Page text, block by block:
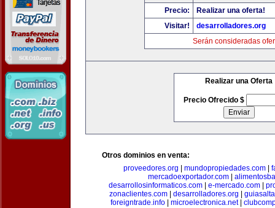
Precio:
Realizar una oferta!
Visitar!
desarrolladores.org
Serán consideradas
Realizar una Oferta
Precio Ofrecido $
Otros dominios en venta:
proveedores.org
mundopropiedades.com|
mercadoexportador.com|
desarrollosinformaticos.com| e-mercado.com|
zonaclientes.com| desarrolladores.org
foreigntrade.info
microelectronica.net|